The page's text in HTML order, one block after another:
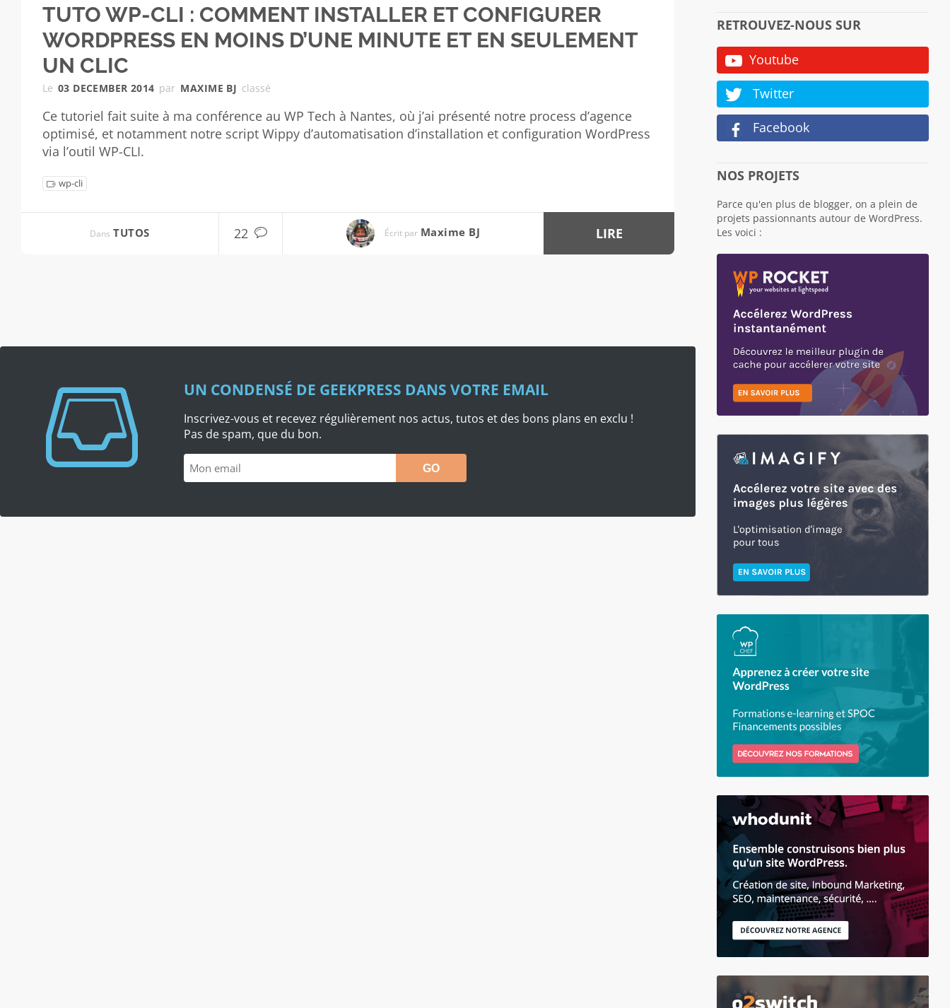
TUTO WP-CLI : COMMENT INSTALLER ET CONFIGURER
WORDPRESS EN MOINS D’UNE MINUTE ET EN SEULEMENT
UN CLIC
Le 03 DECEMBER 2014 par MAXIME BJ classé
Ce tutoriel fait suite à ma conférence au WP Tech à Nantes, où j’ai présenté notre process d’agence
optimisé, et notamment notre script Wippy d’automatisation d’installation et configuration WordPress
via l’outil WP-CLI.
wp-cli
Dans TUTOS 22 Écrit par Maxime BJ LIRE
UN CONDENSÉ DE GEEKPRESS DANS VOTRE EMAIL
Inscrivez-vous et recevez régulièrement nos actus, tutos et des bons plans en exclu !
Pas de spam, que du bon.
RETROUVEZ-NOUS SUR
Youtube
Twitter
Facebook
NOS PROJETS
Parce qu'en plus de blogger, on a plein de
projets passionnants autour de WordPress.
Les voici :